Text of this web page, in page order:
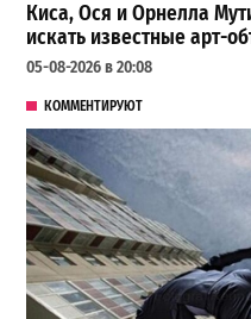
Киса, Ося и Орнелла
искать известные арт-
05-08-2026 в 20:08
КОММЕНТИРУЮТ